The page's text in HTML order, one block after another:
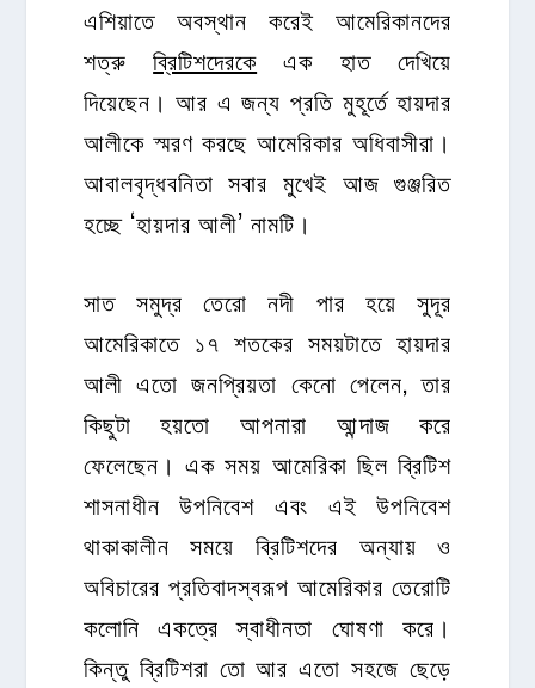
এশিয়াতে অবস্থান করেই আমেরিকানদের
শত্রুব্রিটিশদেরকে এক হাত দেখিয়ে
দিয়েছেন। আর এ জন্য প্রতি মুহূর্তে হায়দার
আলীকে স্মরণ করছে আমেরিকার অধিবাসীরা।
আবালবৃদ্ধবনিতা সবার মুখেই আজ গুঞ্জরিত
হচ্ছে ‘হায়দার আলী’ নামটি।
সাত সমুদ্র তেরো নদী পার হয়ে সুদূর
আমেরিকাতে ১৭ শতকের সময়টাতে হায়দার
আলী এতো জনপ্রিয়তা কেনো পেলেন, তার
কিছুটা হয়তো আপনারা আন্দাজ করে
ফেলেছেন। এক সময় আমেরিকা ছিল ব্রিটিশ
শাসনাধীন উপনিবেশ এবং এই উপনিবেশ
থাকাকালীন সময়ে ব্রিটিশদের অন্যায় ও
অবিচারের প্রতিবাদস্বরূপ আমেরিকার তেরোটি
কলোনি একত্রে স্বাধীনতা ঘোষণা করে।
কিন্তু ব্রিটিশরা তো আর এতো সহজে ছেড়ে